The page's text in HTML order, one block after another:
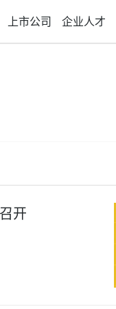
上市公司 企业人才
开